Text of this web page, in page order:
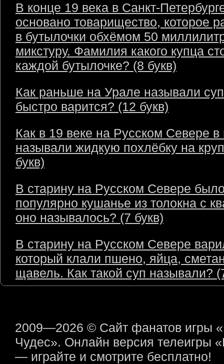
В конце 19 века в Санкт-
основано товарищество, которое
в бутылочки обхёмом 50
микстуру. Фамилия какого купца
каждой бутылочке? (8 букв)
Как раньше на Урале называли
быстро варится? (12 букв)
Как в 19 веке на Русском Севере в
называли жидкую похлёбку на
букв)
В старину на Русском Севере
популярно кушанье из толокна с
оно называлось? (7 букв)
В старину на Русском Севере
который клали пшено, яйца,
щавель. Как такой суп называли?
2009—2026 © Сайт фанатов игры
Чудес». Онлайн версия телеигры
— играйте и смотрите бесплатно!